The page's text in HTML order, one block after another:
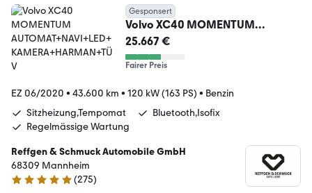
Gesponsert
Volvo XC40 MOMENTUM
AUTOMAT+NAVI+LED+KAMERA+
HARMAN+TÜV
25.667 €
Fairer Preis
EZ 06/2020 • 43.600 km • 120 kW (163 PS) • Benzin
Sitzheizung,Tempomat
Bluetooth,Isofix
Regelmässige Wartung
Reffgen & Schmuck Automobile GmbH
68309 Mannheim
4.8 Sterne
(275)